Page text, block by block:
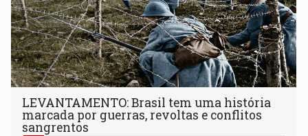
LEVANTAMENTO: Brasil tem uma história
marcada por guerras, revoltas e conflitos
sangrentos